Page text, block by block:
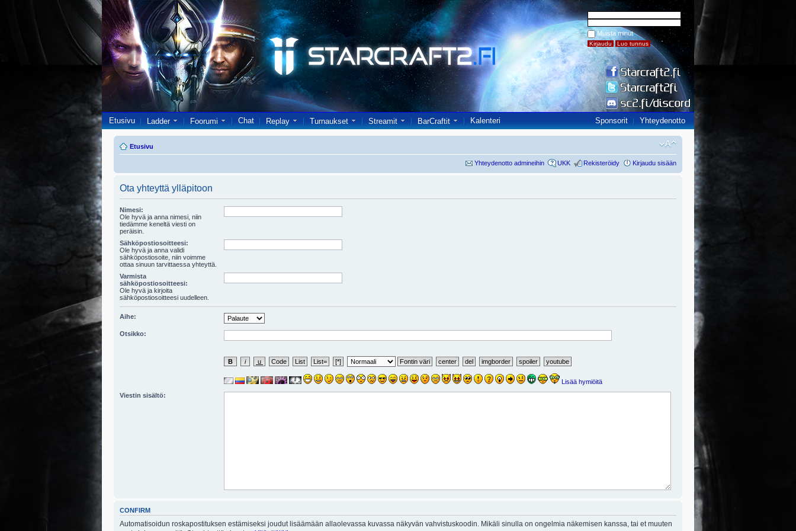
Muista minut
Etusivu Ladder Foorumi Chat Replay Turnaukset Streamit BarCraftit Kalenteri Sponsorit Yhteydenotto
Etusivu
Yhteydenotto admineihin UKK Rekisteröidy Kirjaudu sisään
Ota yhteyttä ylläpitoon
Nimesi:
Ole hyvä ja anna nimesi, niin
tiedämme keneltä viesti on
peräisin.
Sähköpostiosoitteesi:
Ole hyvä ja anna validi
sähköpostiosoite, niin voimme
ottaa sinuun tarvittaessa yhteyttä.
Varmista
sähköpostiosoitteesi:
Ole hyvä ja kirjoita
sähköpostiosoitteesi uudelleen.
Aihe:
Otsikko:
Lisää hymiöitä
Viestin sisältö:
CONFIRM
Automatisoidun roskapostituksen estämiseksi joudut lisäämään allaolevassa kuvassa näkyvän vahvistuskoodin. Mikäli sinulla on ongelmia näkemisen kanssa, tai et muuten